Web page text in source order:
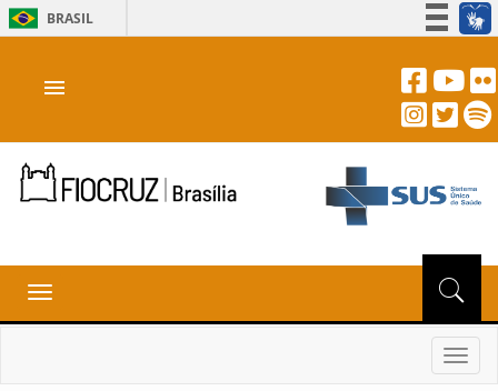
BRASIL
Acesso à informação
Canais
menu
Toggle
navigation